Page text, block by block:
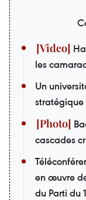
les
Un
stratégique
cascades
en œuvre
du Parti du